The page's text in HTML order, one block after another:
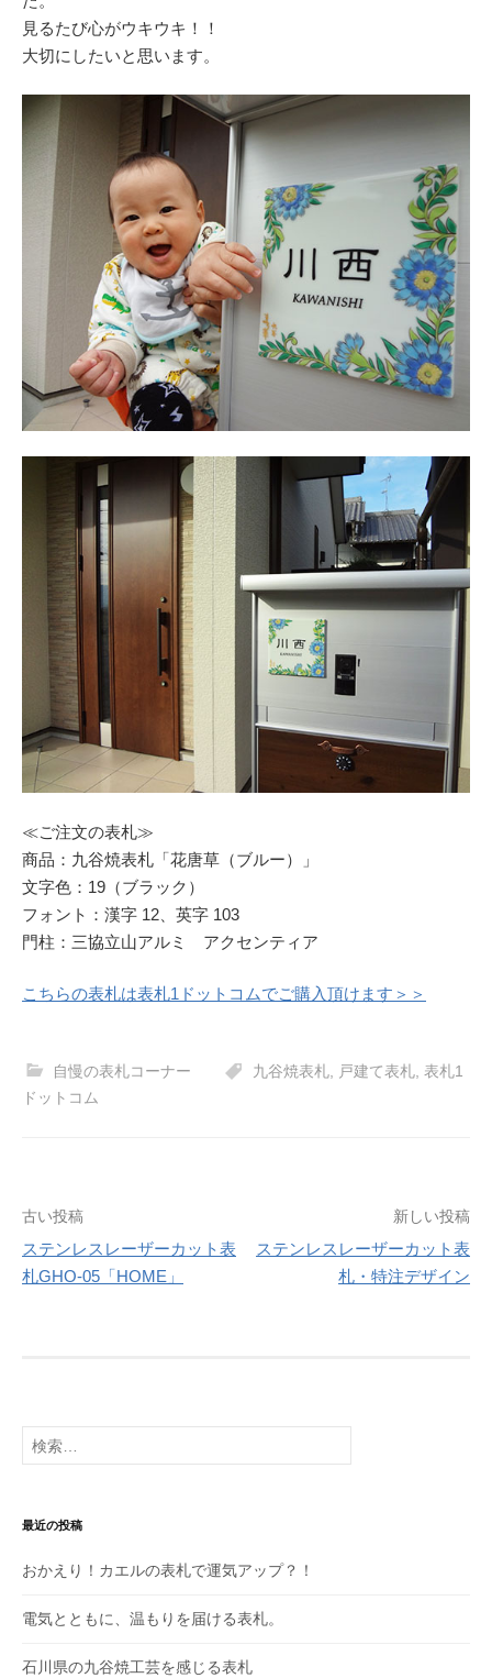
見るたび心がウキウキ！！
大切にしたいと思います。
≪ご注文の表札≫
商品：九谷焼表札「花唐草（ブルー）」
文字色：19（ブラック）
フォント：漢字 12、英字 103
門柱：三協立山アルミ アクセンティア
こちらの表札は表札1ドットコムでご購入頂けます＞＞
自慢の表札コーナー 九谷焼表札 戸建て表札 表札1
ドットコム
投
稿
ナ
シ
ョ
古い投稿
ステンレスレーザーカット表
札GHO-05「HOME」
新しい投稿
ステンレスレーザーカット表
札・特注デザイン
検
索:
最近の投稿
おかえり！カエルの表札で運気アップ？！
電気とともに、温もりを届ける表札。
石川県の九谷焼工芸を感じる表札